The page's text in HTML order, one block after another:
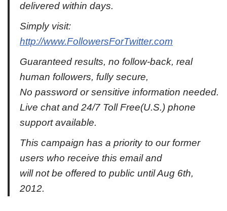
delivered within days.
Simply visit:
http://www.FollowersForTwitter.com
Guaranteed results, no follow-back, real
human followers, fully secure,
No password or sensitive information needed.
Live chat and 24/7 Toll Free(U.S.) phone
support available.
This campaign has a priority to our former
users who receive this email and
will not be offered to public until Aug 6th,
2012.